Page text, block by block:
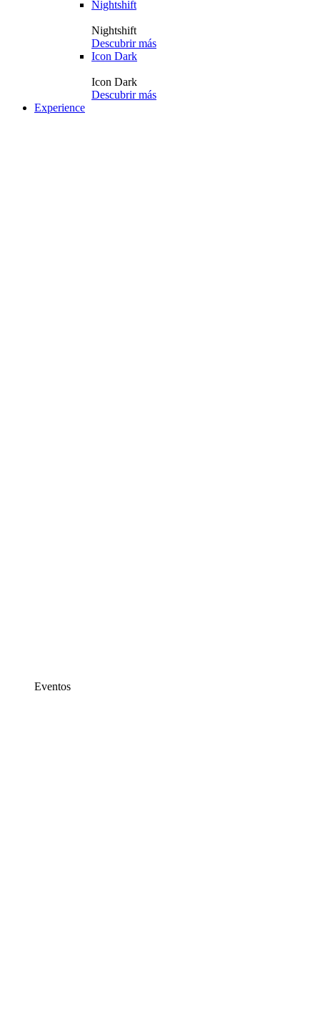
Nightshift
Nightshift
Descubrir más
Icon Dark
Icon Dark
Descubrir más
Experience
Eventos